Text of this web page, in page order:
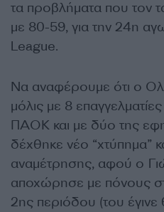
τα προβλήματα που τον
με 80-59, για την 24η
League.
Να αναφέρουμε ότι ο
μόλις με 8
ΠΑΟΚ και με δύο της
δέχθηκε νέο “χτύπημα”
αναμέτρησης, αφού ο
αποχώρησε με πόνους
2ης περιόδου (του